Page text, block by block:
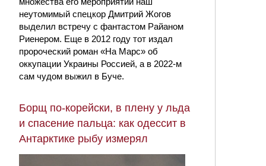
неутомимый спецкор Дмитрий Жогов
выделил встречу с фантастом Райаном
Риенером. Еще в 2012 году тот издал
пророческий роман «На Марс» об
оккупации Украины Россией, а в 2022-м
сам чудом выжил в Буче.
Борщ по-корейски, в плену у льда
и спасение пальца: как одессит в
Антарктике рыбу измерял